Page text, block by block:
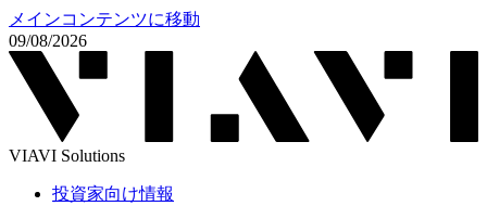
メインコンテンツに移動
09/08/2026
VIAVI Solutions
投資家向け情報